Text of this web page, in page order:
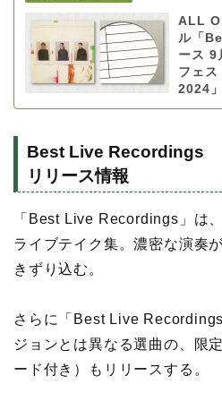
ALL
ル「
ース 9
フェ
2024
Best Live Recordings
リリース情報
「Best Live Recordings」は
ライブテイク集。濃密な演奏
きずり込む。
さらに「Best Live
ジョンとは異なる選曲の、限
ード付き）もリリースする。